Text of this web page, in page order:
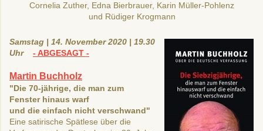
Cornelia Zuther, Edna Bierbrauer, Karin Müller-Pohlenz
und Rüdiger Krogmann
Samstag | 14. November 2020 | 19.30
Uhr
- ABGESAGT -
Martin Buchholz
"Die 70-jährige, die man zum
Fenster hinaus warf
und die einfach nicht verschwand"
Eine satirische Spätlese über die